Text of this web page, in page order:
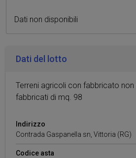
Dati non disponibili
Dati del lotto
Terreni agricoli con fabbricato
fabbricati di mq. 98
Indirizzo
Contrada Gaspanella sn, Vittoria (RG)
Codice asta